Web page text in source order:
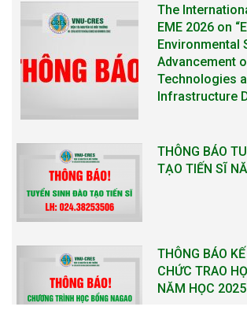
The
EME 2026 on
Environmental
Advancement
Technologies
Infrastructure
THÔNG BÁO
TẠO TIẾN SĨ
THÔNG BÁO
CHỨC TRAO
NĂM HỌC